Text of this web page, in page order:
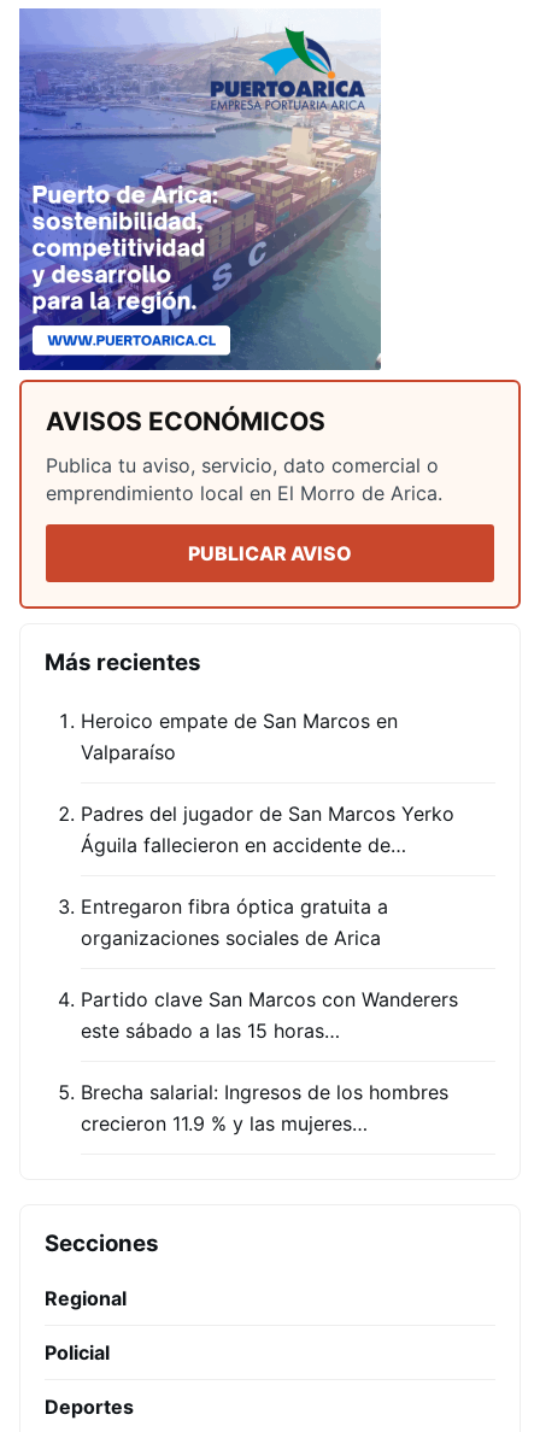
AVISOS ECONÓMICOS
Publica tu aviso, servicio, dato comercial o
emprendimiento local en El Morro de Arica.
PUBLICAR AVISO
Más recientes
Heroico empate de San Marcos en
Valparaíso
Padres del jugador de San Marcos Yerko
Águila fallecieron en accidente de…
Entregaron fibra óptica gratuita a
organizaciones sociales de Arica
Partido clave San Marcos con Wanderers
este sábado a las 15 horas…
Brecha salarial: Ingresos de los hombres
crecieron 11.9 % y las mujeres…
Secciones
Regional
Policial
Deportes